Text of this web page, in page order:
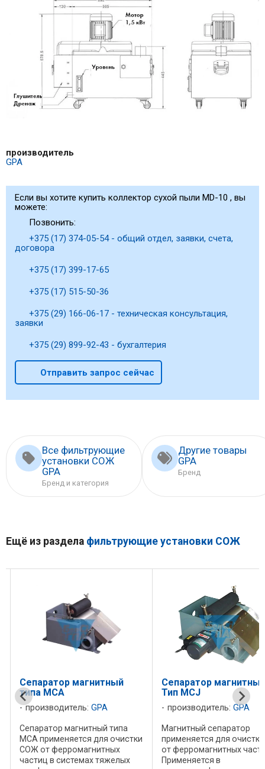
производитель
GPA
Если вы хотите купить коллектор сухой пыли MD-10 , вы
можете:
Позвонить:
+375 (17) 374-05-54 - общий отдел, заявки, счета,
договора
+375 (17) 399-17-65
+375 (17) 515-50-36
+375 (29) 166-06-17 - техническая консультация,
заявки
+375 (29) 899-92-43 - бухгалтерия
Отправить запрос сейчас
Все фильтрующие
установки СОЖ
GPA
Бренд и категория
Другие товары
GPA
Бренд
Ещё из раздела фильтрующие установки СОЖ
Сепаратор магнитный
типа MCA
производитель: GPA
Сепаратор магнитный типа
MCA применяется для очистки
СОЖ от ферромагнитных
частиц в системах тяжелых
Сепаратор
Тип MCJ
производитель: GPA
Магнитный сепаратор
применяется для
от ферромагнитных
Применяется в